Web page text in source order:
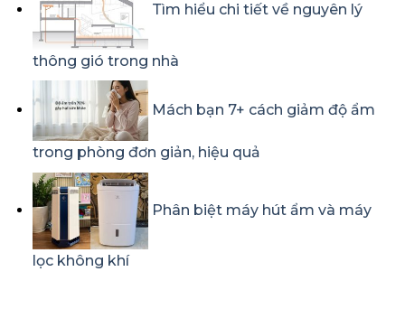
Tìm hiểu chi tiết về nguyên lý
thông gió trong nhà
Mách bạn 7+ cách giảm độ ẩm
trong phòng đơn giản, hiệu quả
Phân biệt máy hút ẩm và máy
lọc không khí